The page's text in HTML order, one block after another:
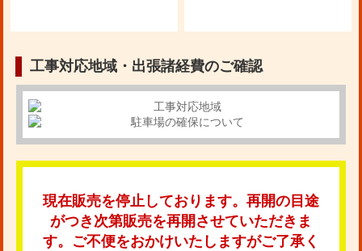
工事対応地域・出張諸経費のご確認
現在販売を停止しております。再開の目途
がつき次第販売を再開させていただきま
す。ご不便をおかけいたしますがご了承く